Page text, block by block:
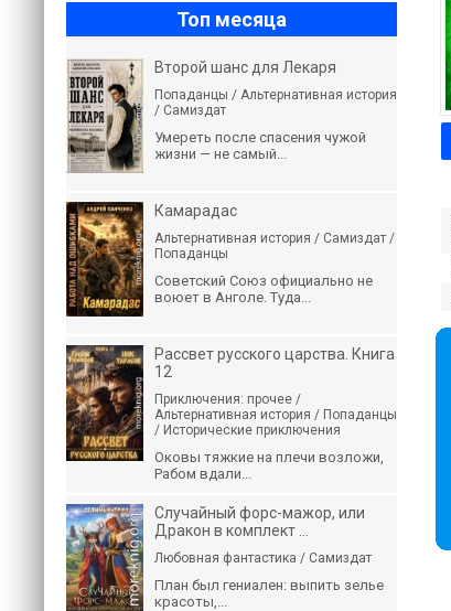
Топ месяца
Второй шанс для Лекаря
Попаданцы / Альтернативная история
/ Самиздат
Умереть после спасения чужой
жизни — не самый...
Камарадас
Альтернативная история / Самиздат /
Попаданцы
Советский Союз официально не
воюет в Анголе. Туда...
Рассвет русского царства. Книга
12
Приключения: прочее /
Альтернативная история / Попаданцы
/ Исторические приключения
Оковы тяжкие на плечи возложи,
Рабом вдали...
Случайный форс-мажор, или
Дракон в комплект ...
Любовная фантастика / Самиздат
План был гениален: выпить зелье
красоты,...